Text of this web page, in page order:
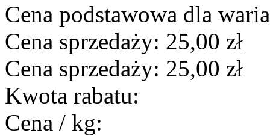
Cena podstawowa dla
Cena sprzedaży: 25,00 zł
Cena sprzedaży: 25,00 zł
Kwota rabatu:
Cena / kg: